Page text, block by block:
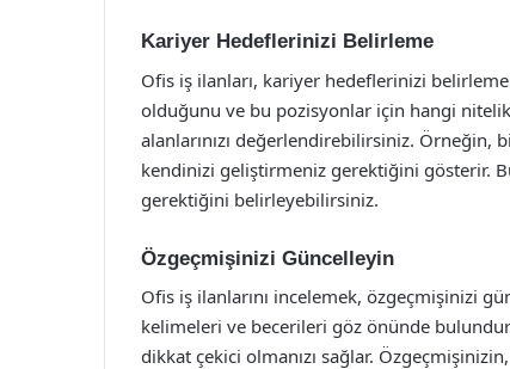
Kariyer Hedeflerinizi Belirleme
Ofis iş ilanları, kariyer hedeflerinizi
olduğunu ve bu pozisyonlar için hangi
alanlarınızı değerlendirebilirsiniz. Örneğin,
kendinizi geliştirmeniz gerektiğini gösterir.
gerektiğini belirleyebilirsiniz.
Özgeçmişinizi Güncelleyin
Ofis iş ilanlarını incelemek, özgeçmişinizi
kelimeleri ve becerileri göz önünde
dikkat çekici olmanızı sağlar.